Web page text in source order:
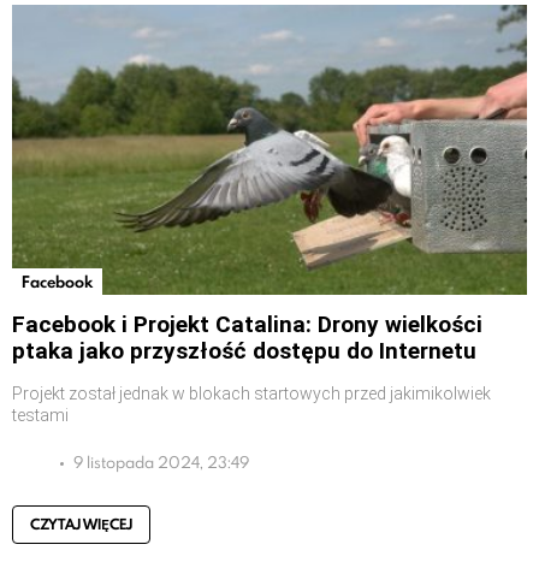
Facebook
Facebook i Projekt Catalina: Drony wielkości
ptaka jako przyszłość dostępu do Internetu
Projekt został jednak w blokach startowych przed jakimikolwiek
testami
9 listopada 2024, 23:49
CZYTAJ WIĘCEJ